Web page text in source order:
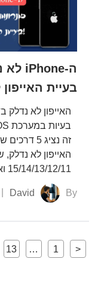
בעיית
האייפון לא נדלק
זה נציג 5
האייפון לא
15/14/13/12/11 ואחרים!
By
David
<
1
…
13